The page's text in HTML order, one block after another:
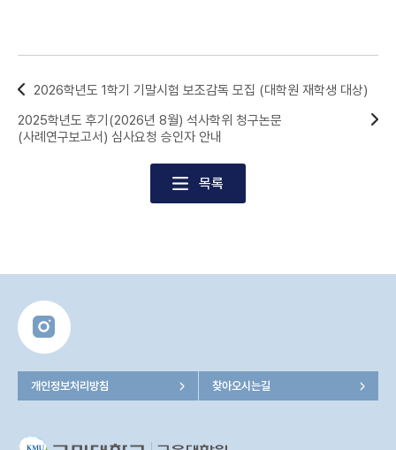
2026학년도 1학기 기말시험 보조감독 모집 (대학원 재학생 대상)
목록
2025학년도 후기(2026년 8월) 석사학위 청구논문
(사례연구보고서) 심사요청 승인자 안내
개인정보처리방침 찾아오시는길